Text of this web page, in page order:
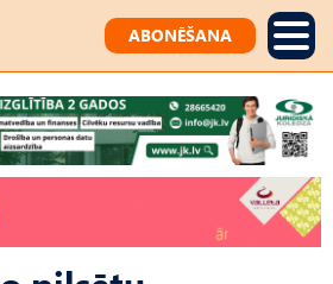
ABONĒŠANA